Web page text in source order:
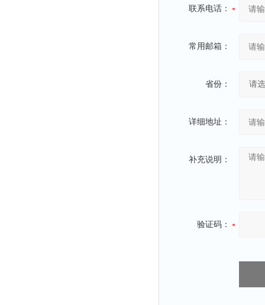
联系电话：
常用邮箱：
省份：
详细地址：
补充说明：
验证码：